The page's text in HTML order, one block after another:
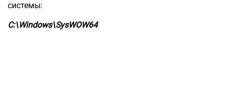
системы:
C:\Windows\SysWOW64